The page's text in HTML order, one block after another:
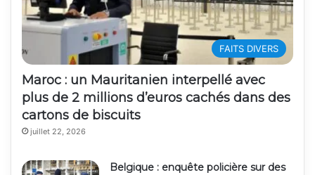
FAITS DIVERS
Maroc : un Mauritanien interpellé avec
plus de 2 millions d’euros cachés dans des
cartons de biscuits
juillet 22, 2026
Belgique : enquête policière sur des